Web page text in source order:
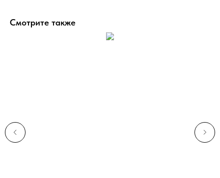
Смотрите также